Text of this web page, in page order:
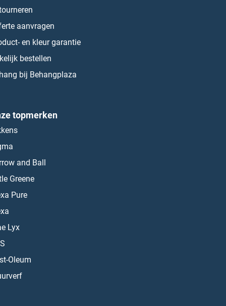
aanvragen
en kleur garantie
bestellen
bij Behangplaza
topmerken
and Ball
Greene
Pure
Lyx
Oleum